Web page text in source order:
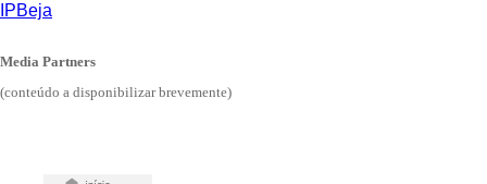
IPBeja
Media Partners
(conteúdo a disponibilizar brevemente)